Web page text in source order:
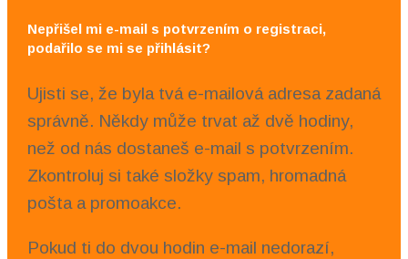
Nepřišel mi e-mail s potvrzením o registraci,
podařilo se mi se přihlásit?
Ujisti se, že byla tvá e-mailová adresa zadaná
správně. Někdy může trvat až dvě hodiny,
než od nás dostaneš e-mail s potvrzením.
Zkontroluj si také složky spam, hromadná
pošta a promoakce.
Pokud ti do dvou hodin e-mail nedorazí,